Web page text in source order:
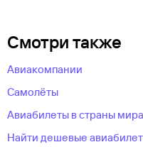
Смотри также
Авиакомпании
Самолёты
Авиабилеты в страны мира
Найти дешевые